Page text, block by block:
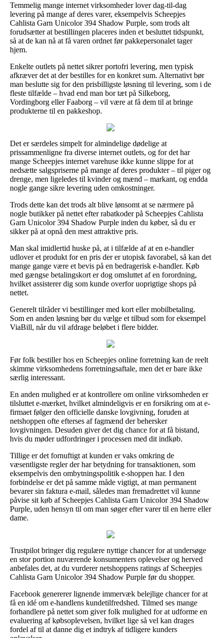
Temmelig mange internet virksomheder lover dag-til-dag
levering på mange af deres varer, eksempelvis Scheepjes
Cahlista Garn Unicolor 394 Shadow Purple, som trods alt
forudsætter at bestillingen placeres inden et besluttet tidspunkt,
så at de kan nå at få varen ordnet før pakkepersonalet tager
hjem.
Enkelte outlets på nettet sikrer portofri levering, men typisk
afkræver det at der bestilles for en konkret sum. Alternativt bør
man beslutte sig for den prisbilligste løsning til levering, som i de
fleste tilfælde – hvad end man bor tæt på Silkeborg,
Vordingborg eller Faaborg – vil være at få dem til at bringe
produkterne til en pakkeshop.
Det er særdeles simpelt for almindelige dødelige at
prissammenligne fra diverse internet outlets, og for det har
mange Scheepjes internet varehuse ikke kunne slippe for at
nedsætte salgspriserne på mange af deres produkter – til piger og
drenge, men ligeledes til kvinder og mænd – markant, og endda
nogle gange sikre levering uden omkostninger.
Trods dette kan det trods alt blive lønsomt at se nærmere på
nogle butikker på nettet efter rabatkoder på Scheepjes Cahlista
Garn Unicolor 394 Shadow Purple inden du køber, så du er
sikker på at opnå den mest attraktive pris.
Man skal imidlertid huske på, at i tilfælde af at en e-handler
udlover et produkt for en pris der er utopisk favorabel, så kan det
mange gange være et bevis på en bedragerisk e-handler. Køb
med gængse betalingskort er dog omsluttet af en forordning,
hvilket assisterer dig som kunde overfor uoprigtige shops på
nettet.
Generelt tilråder vi bestillinger med kort eller mobilbetaling.
Som en anden løsning bør du vælge et tilbud som for eksempel
ViaBill, når du vil afdrage beløbet i flere bidder.
Før folk bestiller hos en Scheepjes online forretning kan de reelt
skimme virksomhedens forretningsaftale, men det er bare ikke
særlig interessant.
En anden mulighed er at kontrollere om online virksomheden er
tilsluttet e-mærket, hvilket almindeligvis er en forsikring om at e-
firmaet følger den officielle danske lovgivning, foruden at
netshoppen ofte efterses af fagmænd der behersker
lovgivningen. Desuden giver det dig chance for at få bistand,
hvis du møder udfordringer i processen med dit indkøb.
Tillige er det fornuftigt at kunden er vaks omkring de
væsentligste regler der har betydning for transaktionen, som
eksempelvis den ombytningspolitik e-shoppen har. I den
forbindelse er det på samme måde vigtigt, at man permanent
bevarer sin faktura e-mail, således man fremadrettet vil kunne
påvise sit køb af Scheepjes Cahlista Garn Unicolor 394 Shadow
Purple, uden hensyn til om man søger efter varer til en herre eller
dame.
Trustpilot bringer dig regulære nyttige chancer for at undersøge
en stor portion nuværende konsumenters oplevelser og herved
anbefales det, at du vurderer netshoppens ratings af Scheepjes
Cahlista Garn Unicolor 394 Shadow Purple før du shopper.
Facebook genererer lignende immervæk belejlige chancer for at
få en idé om e-handlens kundetilfredshed. Tilmed ses mange
forhandlere på nettet som giver folk mulighed for at udforme en
evaluering af købsoplevelsen, hvilket lige så vel kan drages
fordel af til at danne dig et indtryk af tidligere kunders